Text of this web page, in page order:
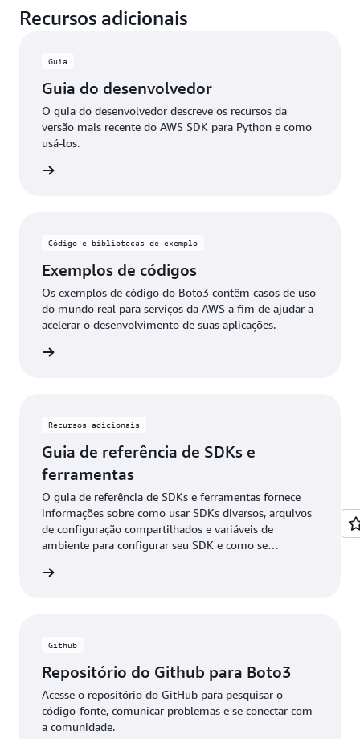
do Amazon EC2 e usar um waiter para aguardar até
uma nova tabela do Amazon DynamoDB e aguardar
waiters para APIs declientee de
de serviços, comotransferências de várias partes
Recursos adicionais
Guia
Guia do desenvolvedor
O guia do desenvolvedor descreve os recursos da
versão mais recente do AWS SDK para Python e como
usá-los.
Código e bibliotecas de exemplo
Exemplos de códigos
Os exemplos de código do Boto3 contêm casos de uso
do mundo real para serviços da AWS a fim de ajudar a
acelerar o desenvolvimento de suas aplicações.
Recursos adicionais
Guia de referência de SDKs e
ferramentas
O guia de referência de SDKs e ferramentas fornece
informações sobre como usar SDKs diversos, arquivos
de configuração compartilhados e variáveis de
ambiente para configurar seu SDK e como se
serviços da AWS.
Github
Repositório do Github para Boto3
Acesse o repositório do GitHub para pesquisar o
código-fonte, comunicar problemas e se conectar com
a comunidade.